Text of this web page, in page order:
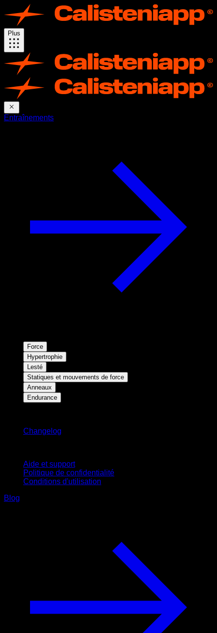
Plus
Entraînements
Force
Hypertrophie
Lesté
Statiques et mouvements de force
Anneaux
Endurance
Changelog
Aide et support
Politique de confidentialité
Conditions d'utilisation
Blog